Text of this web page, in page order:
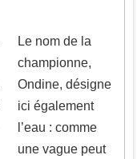
Le nom de la
championne,
Ondine, désigne
ici également
l’eau : comme
une vague peut